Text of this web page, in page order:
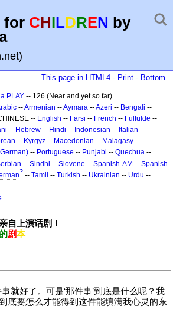
for CHILDREN by
This page in HTML4 - Print - Bottom
PLAY -- 126 (Near and yet so far)
--Armenian --Aymara --Azeri -- Bengali --
-- English -- Farsi -- French -- Fulfulde --
-- Hebrew -- Hindi -- Indonesian -- Italian --
-- Kyrgyz -- Macedonian -- Malagasy --
-- Portuguese -- Punjabi -- Quechua --
-- Sindhi -- Slovene -- Spanish-AM -- Spanish-
? -- Tamil -- Turkish -- Ukrainian -- Urdu --
上演话剧！
的剧本
事就好了。可是‘那件事’到底是什么呢？我
底要怎么才能得到这件能填满我心灵的东